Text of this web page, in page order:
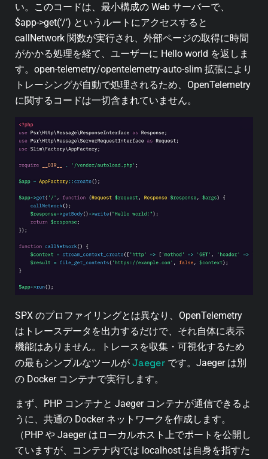
い。このコードは、最小構成の Web サーバーで、
$app->get(‘/’) というルートにアクセスすると
callNetwork 関数が実行され、外部ページの取得に時間
がかかる処理を経て、ユーザーに Hello world を返しま
す。open-telemetry/opentelemetry-auto-slim 拡張により
トレーシングが自動で処理されるため、OpenTelemetry
に関するコードは一切含まれていません。
SPX のプロファイリングとは異なり、OpenTelemetry
はトレースデータを出力するだけで、それ自体に表示
機能はありません。トレースを収集・可視化するため
の最もシンプルなツールが Jaegerです。Jaeger は別
の Docker コンテナで実行します。
まず、PHP コンテナと Jaeger コンテナが通信できるよ
うに、共通の Docker ネットワークを作成します。
（PHP や Jaeger はローカルホスト上でポートを公開し
ていますが、コンテナ内では localhost は自身を指すた